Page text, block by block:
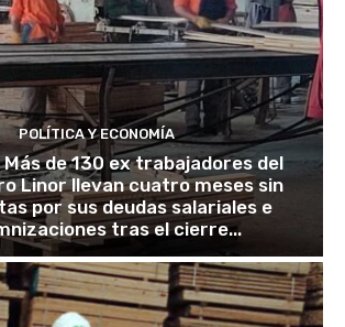
POLÍTICA Y ECONOMÍA
Más de 130 ex trabajadores del
Linor llevan cuatro meses sin
por sus deudas salariales e
tras el cierre...